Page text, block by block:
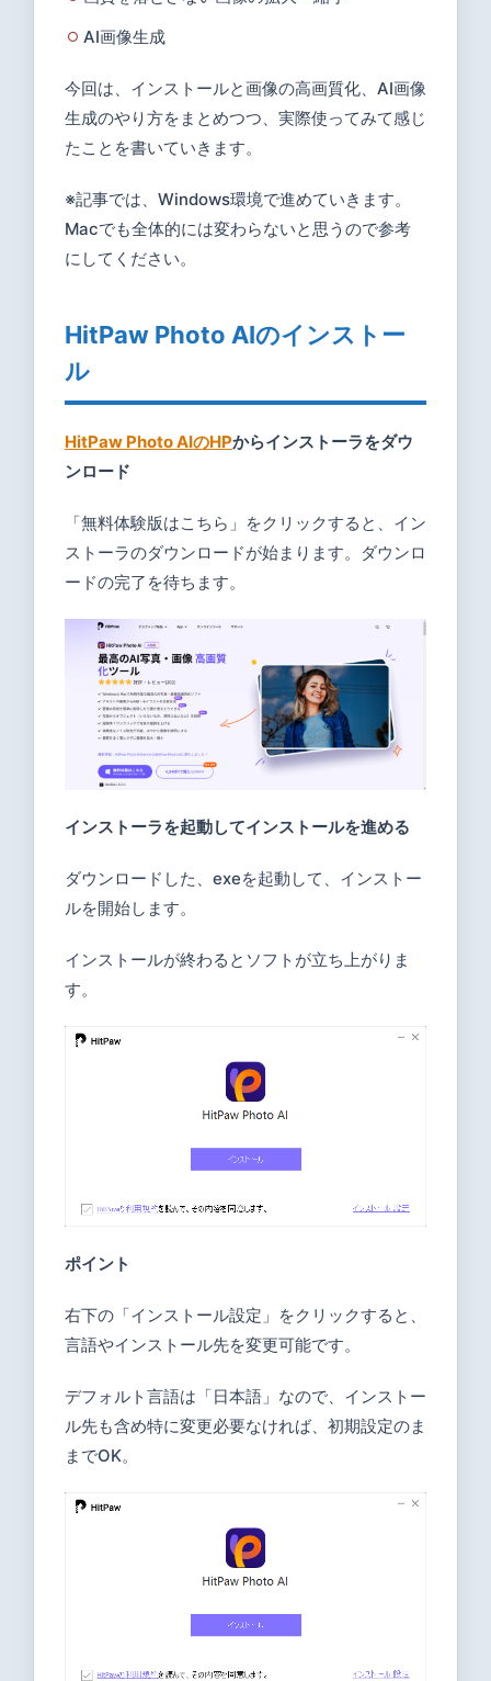
3.2
Photo
AIを使
ってAI
成
め
AI画像生成
今回は、インストールと画像の高画質化、AI画像
生成のやり方をまとめつつ、実際使ってみて感じ
たことを書いていきます。
※記事では、Windows環境で進めていきます。
Macでも全体的には変わらないと思うので参考
にしてください。
HitPaw Photo AIのインストー
ル
HitPaw Photo AIのHPからインストーラをダウ
ンロード
「無料体験版はこちら」をクリックすると、イン
ストーラのダウンロードが始まります。ダウンロ
ードの完了を待ちます。
インストーラを起動してインストールを進める
ダウンロードした、exeを起動して、インストー
ルを開始します。
インストールが終わるとソフトが立ち上がりま
す。
ポイント
右下の「インストール設定」をクリックすると、
言語やインストール先を変更可能です。
デフォルト言語は「日本語」なので、インストー
ル先も含め特に変更必要なければ、初期設定のま
までOK。